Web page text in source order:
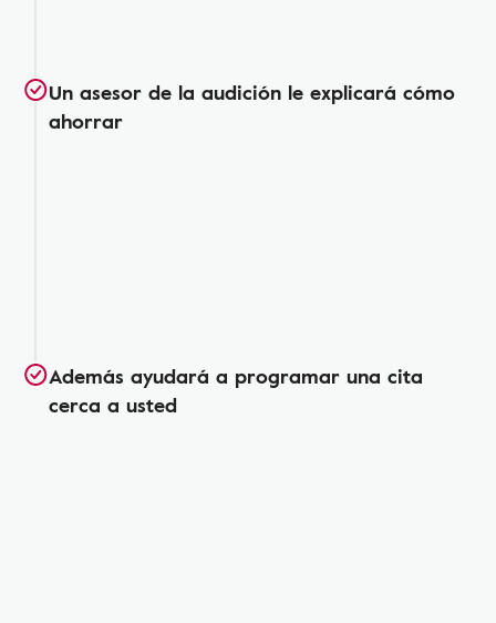
Un asesor de la audición le explicará cómo
ahorrar
Además ayudará a programar una cita
cerca a usted